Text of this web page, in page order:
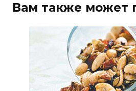
Вам также может